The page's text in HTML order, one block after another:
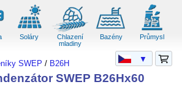
Soláry
Chlazení
mladiny
Bazény Průmysl
SWEP / B26H
SWEP B26Hx60
▼